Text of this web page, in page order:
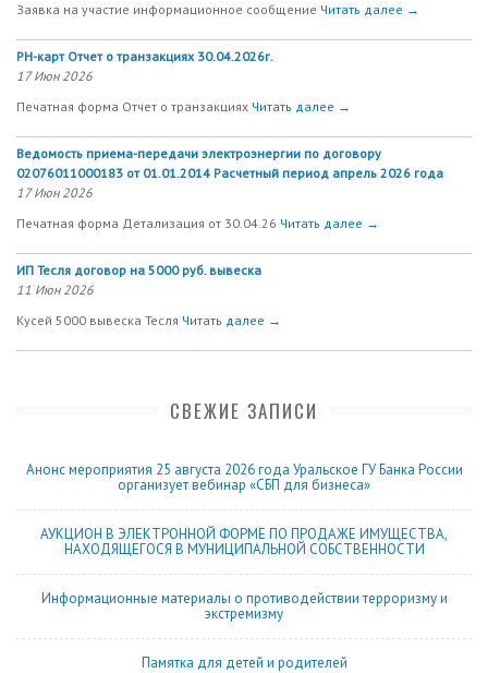
Заявка на участие информационное сообщение Читать далее →
РН-карт Отчет о транзакциях 30.04.2026г.
17 Июн 2026
Печатная форма Отчет о транзакциях Читать далее →
Ведомость приема-передачи электроэнергии по договору
02076011000183 от 01.01.2014 Расчетный период апрель 2026 года
17 Июн 2026
Печатная форма Детализация от 30.04.26 Читать далее →
ИП Тесля договор на 5000 руб. вывеска
11 Июн 2026
Кусей 5000 вывеска Тесля Читать далее →
СВЕЖИЕ ЗАПИСИ
Анонс мероприятия 25 августа 2026 года Уральское ГУ Банка России
организует вебинар «СБП для бизнеса»
АУКЦИОН В ЭЛЕКТРОННОЙ ФОРМЕ ПО ПРОДАЖЕ ИМУЩЕСТВА,
НАХОДЯЩЕГОСЯ В МУНИЦИПАЛЬНОЙ СОБСТВЕННОСТИ
Информационные материалы о противодействии терроризму и
экстремизму
Памятка для детей и родителей